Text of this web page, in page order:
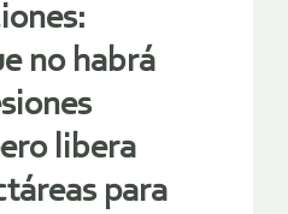
no habrá
libera
para